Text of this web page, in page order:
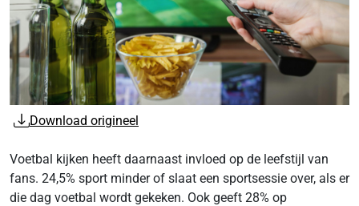
Download origineel
Voetbal kijken heeft daarnaast invloed op de leefstijl van
fans. 24,5% sport minder of slaat een sportsessie over, als er
die dag voetbal wordt gekeken. Ook geeft 28% op